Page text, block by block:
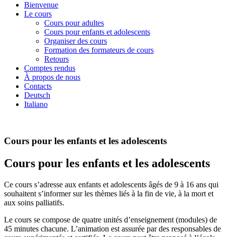
Bienvenue
Le cours
Cours pour adultes
Cours pour enfants et adolescents
Organiser des cours
Formation des formateurs de cours
Retours
Comptes rendus
À propos de nous
Contacts
Deutsch
Italiano
Cours pour les enfants et les adolescents
Cours pour les enfants et les adolescents
Ce cours s’adresse aux enfants et adolescents âgés de 9 à 16 ans qui
souhaitent s’informer sur les thèmes liés à la fin de vie, à la mort et
aux soins palliatifs.
Le cours se compose de quatre unités d’enseignement (modules) de
45 minutes chacune. L’animation est assurée par des responsables de